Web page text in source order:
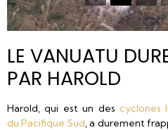
LE VANUATU
PAR HAROLD
Harold, qui est un des cyclones
du Pacifique Sud , a durement